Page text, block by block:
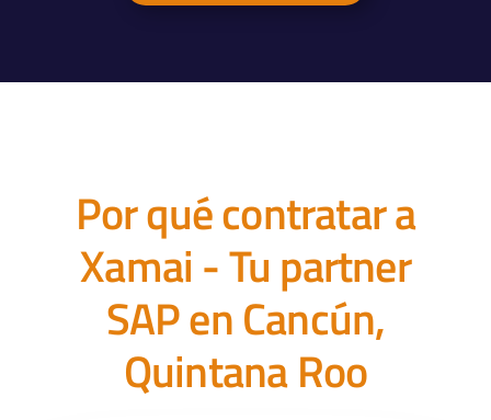
Por qué contratar a
Xamai - Tu partner
SAP en Cancún,
Quintana Roo